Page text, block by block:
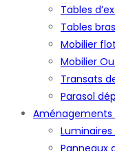
Tables
Tables
Mobilier
Mobilier
Transats
Parasol
Aménagements
Luminaires
Panneaux